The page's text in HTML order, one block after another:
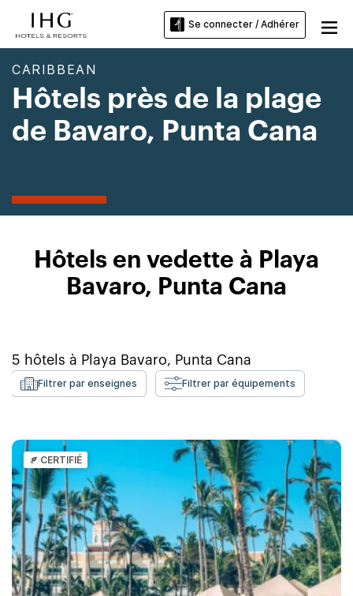
Se connecter / Adhérer
CARIBBEAN
Hôtels près de la plage
de Bavaro, Punta Cana
Hôtels en vedette à Playa
Bavaro, Punta Cana
5 hôtels à Playa Bavaro, Punta Cana
Filtrer par enseignes Filtrer par équipements
CERTIFIÉ